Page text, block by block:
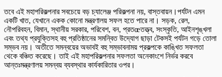
তবে এই মহাপরিকল্পনার সবচেয়ে বড় চ্যালেঞ্জ পরিকল্পনা নয়, বাস্তবায়ন।পর্যটন এমন
একটি খাত, যেখানে একক কোনো মন্ত্রণালয় সফল হতে পারে না। সড়ক, রেল,
নৌপরিবহন, বিমান, স্থানীয় সরকার, পরিবেশ, বন, প্রতœতত্ত্ব, সংস্কৃতি, আইনশৃঙ্খলা
এবং তথ্য প্রযুক্তিসহ বহু প্রতিষ্ঠানের সমন্বিত উদ্যোগ ছাড়া টেকসই পর্যটন গড়ে তোলা
সম্ভব নয়। অতীতে সমন্বয়ের অভাবই বহু সম্ভাবনাময় প্রকল্পকে কাঙ্খিত সফলতা
থেকে বঞ্চিত করেছে। তাই এই মহাপরিকল্পনার সফলতা অনেকাংশে নির্ভর করবে
আন্তঃমন্ত্রণালয় সমন্বয় ব্যবস্থার কার্যকারিতার ওপর।